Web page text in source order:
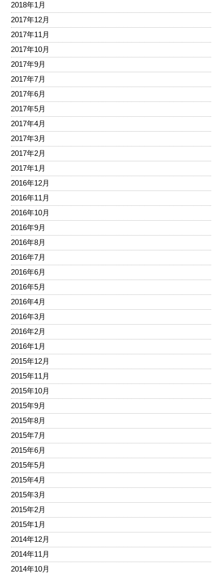
2018年1月
2017年12月
2017年11月
2017年10月
2017年9月
2017年7月
2017年6月
2017年5月
2017年4月
2017年3月
2017年2月
2017年1月
2016年12月
2016年11月
2016年10月
2016年9月
2016年8月
2016年7月
2016年6月
2016年5月
2016年4月
2016年3月
2016年2月
2016年1月
2015年12月
2015年11月
2015年10月
2015年9月
2015年8月
2015年7月
2015年6月
2015年5月
2015年4月
2015年3月
2015年2月
2015年1月
2014年12月
2014年11月
2014年10月